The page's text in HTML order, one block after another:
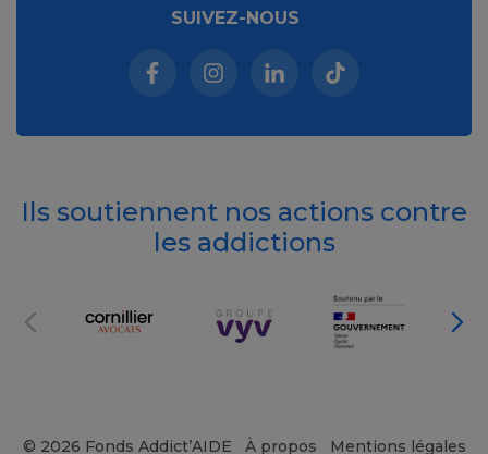
SUIVEZ-NOUS
Facebook (nouvelle fenêtre)
Instagram (nouvelle fenêtre)
Linkedin (nouvelle
Tiktok (nouvelle
Ils soutiennent nos actions contre
les addictions
© 2026 Fonds Addict’AIDE À propos Mentions légales